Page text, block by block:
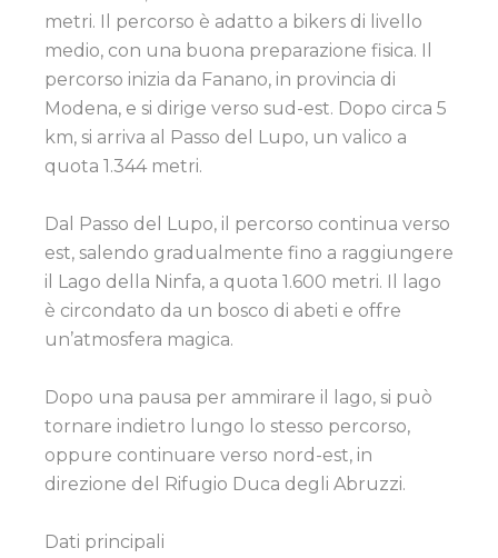
metri. Il percorso è adatto a bikers di livello
medio, con una buona preparazione fisica. Il
percorso inizia da Fanano, in provincia di
Modena, e si dirige verso sud-est. Dopo circa 5
km, si arriva al Passo del Lupo, un valico a
quota 1.344 metri.
Dal Passo del Lupo, il percorso continua verso
est, salendo gradualmente fino a raggiungere
il Lago della Ninfa, a quota 1.600 metri. Il lago
è circondato da un bosco di abeti e offre
un’atmosfera magica.
Dopo una pausa per ammirare il lago, si può
tornare indietro lungo lo stesso percorso,
oppure continuare verso nord-est, in
direzione del Rifugio Duca degli Abruzzi.
Dati principali